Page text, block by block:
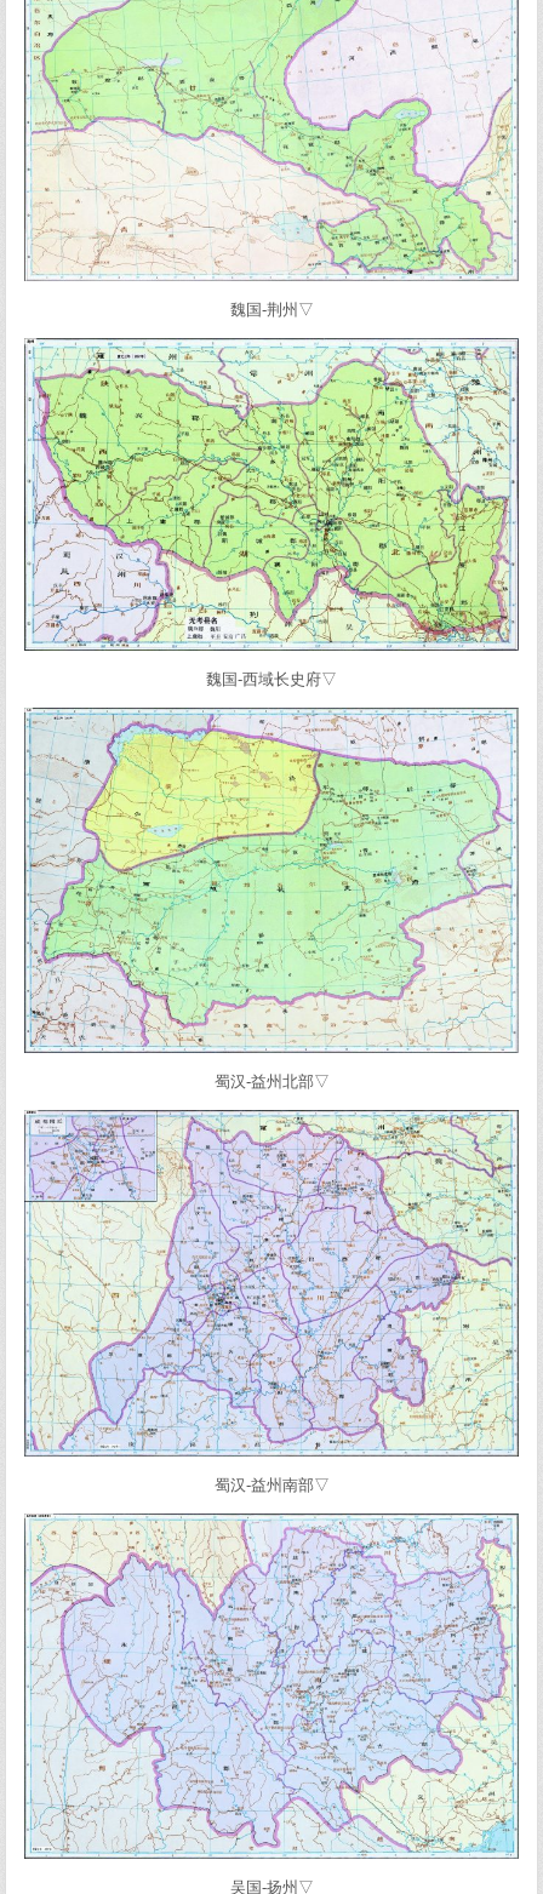
魏国-荆州▽
魏国-西域长史府▽
蜀汉-益州北部▽
蜀汉-益州南部▽
吴国-扬州▽